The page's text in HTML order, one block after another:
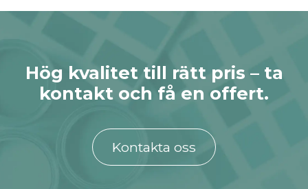
Hög kvalitet till rätt pris – ta
kontakt och få en offert.
Kontakta oss